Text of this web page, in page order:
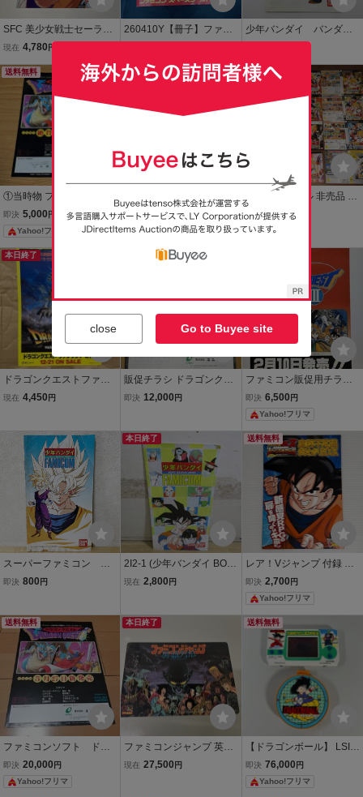
SFC 美少女戦士セーラー
ムーン ドラゴンボー
シ カタログ パンフレ
ット フライヤー ゲー
ム 販促 ファミコン
現在 4,780 円
260410Y【冊子】ファミ
コンスペースワールド’93
トカタログ ファミコン通
少年バンダイ バンダイ
ニュース ファミコン スー
ンボールZ 他 チラシ カ
タログ 1991.12
送料無料
①当時物 ファミコン 販促
用チラシ ドラゴンクエス
FC ドラクエ1 エニックス
即決 5,000 円
Yahoo!フリマ
送料無料
②当時物 ファミコン 販促
用チラシ ドラゴンクエス
FC ドラクエ1 エニックス
即決 5,000円
Yahoo!フリマ
ドラゴンボール 非売品 店
頭用見本 ジャケット 13種
鳥山明 検プレイステーシ
即決 13,000円
本日終了
ドラゴンクエストファン
タジア Dragon quest E
ンフレット 販促
現在 4,450 円
販促チラシ ドラゴンクエ
スト ENIX ファミコン エ
即決 12,000 円
ファミコン販促用チラシ
ドラゴンクエストⅢ 当時
物
即決 6,500 円
Yahoo!フリマ
スーパーファミコン ド
ラゴンボール 少年バン
即決 800 円
本日終了
2I2-1 (少年バンダイ BO
Y'S BANDAI NEWS FAMI
現在 2,800 円
送料無料
レア！Vジャンプ 付録 ド
ラゴンボールZ 遥かなる
悟空伝説
即決 2,700 円
Yahoo!フリマ
送料無料
ファミコンソフト ドラ
ゴンクエスト1 販売チラ
シ
即決 20,000 円
Yahoo!フリマ
本日終了
ファミコンジャンプ 英雄
列伝 FC ファミコン 販
現在 27,500 円
送料無料
【ドラゴンボール】 LSI
ピラフの逆襲 たおせ！
ピッコロ大魔王 ゲーム
ウォッチ レトロ
即決 76,000 円
Yahoo!フリマ
close Go to Buyee site